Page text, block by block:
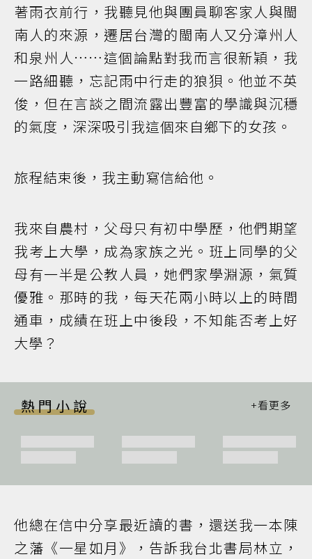
著雨衣前行，我聽見他與團員聊客家人與閩
南人的來源，遷居台灣的閩南人又分漳州人
和泉州人……這個論點對我而言很新穎，我
一路細聽，忘記雨中行走的狼狽。他並不英
俊，但在言談之間流露出豐富的學識與沉穩
的氣度，深深吸引我這個來自鄉下的女孩。
旅程結束後，我主動寫信給他。
我來自農村，父母只有初中學歷，他們期望
我考上大學，成為家族之光。班上同學的父
母有一半是公教人員，她們家學淵源，氣質
優雅。那時的我，每天花兩小時以上的時間
通車，成績在班上中後段，不知能否考上好
大學？
熱門小說
他總在信中分享最近讀的書，還送我一本陳
之藩《一星如月》，告訴我台北書局林立，